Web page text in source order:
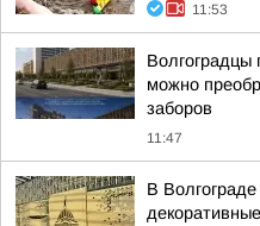
11:53
Волгоградцы
можно
заборов
11:47
В Волгограде